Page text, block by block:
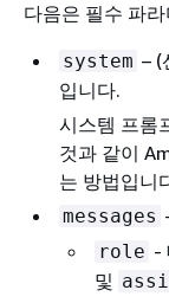
다음은 필수 파
system – (
입니다.
시스템 프롬
것과 같이
는 방법입니
messages
role -
및